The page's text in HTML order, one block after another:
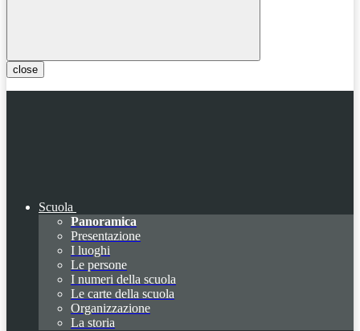
close
Scuola
Panoramica
Presentazione
I luoghi
Le persone
I numeri della scuola
Le carte della scuola
Organizzazione
La storia